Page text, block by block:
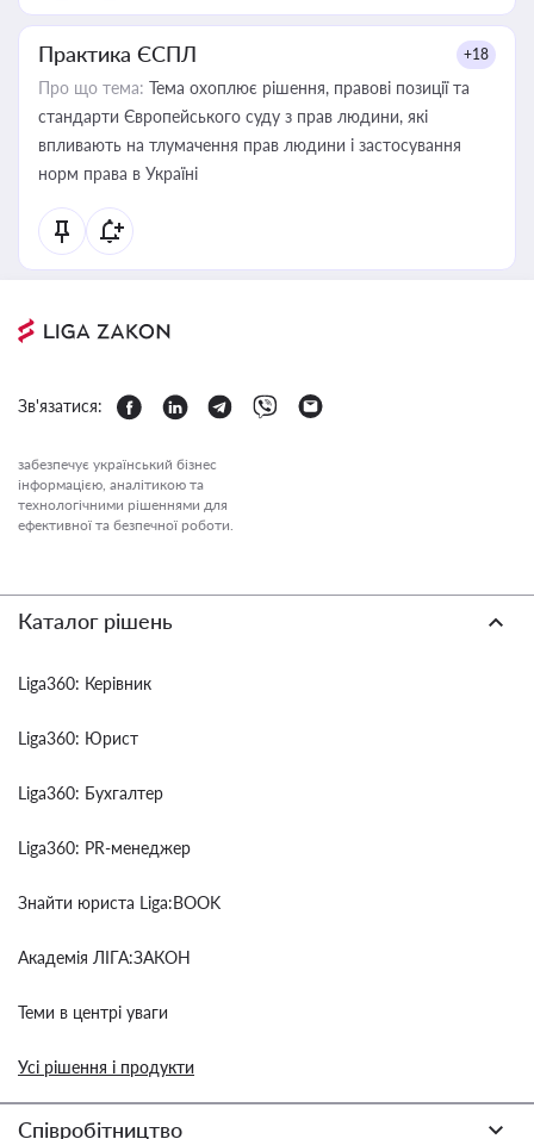
Практика ЄСПЛ +18
Про що тема: Тема охоплює рішення, правові позиції та
стандарти Європейського суду з прав людини, які
впливають на тлумачення прав людини і застосування
норм права в Україні
Зв'язатися:
забезпечує український бізнес
інформацією, аналітикою та
технологічними рішеннями для
ефективної та безпечної роботи.
Каталог рішень
Liga360: Керівник
Liga360: Юрист
Liga360: Бухгалтер
Liga360: PR-менеджер
Знайти юриста Liga:BOOK
Академія ЛІГА:ЗАКОН
Теми в центрі уваги
Усі рішення і продукти
Співробітництво